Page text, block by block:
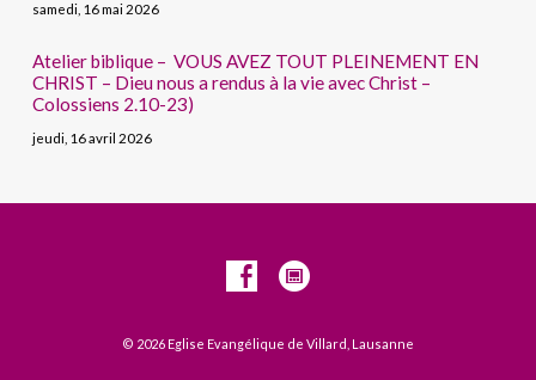
samedi, 16 mai 2026
Atelier biblique – VOUS AVEZ TOUT PLEINEMENT EN
CHRIST – Dieu nous a rendus à la vie avec Christ –
Colossiens 2.10-23)
jeudi, 16 avril 2026
© 2026 Eglise Evangélique de Villard, Lausanne